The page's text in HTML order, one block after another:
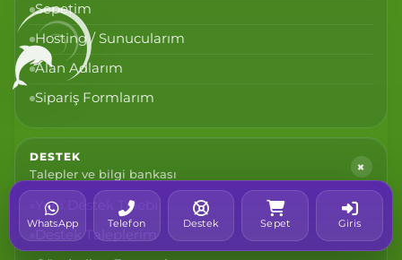
Sepetim
Hosting / Sunucularım
Alan Adlarım
Sipariş Formlarım
DESTEK
Talepler ve bilgi bankası
+
Yeni Destek Talebi
Destek Taleplerim
WhatsApp Telefon Destek Sepet Giris